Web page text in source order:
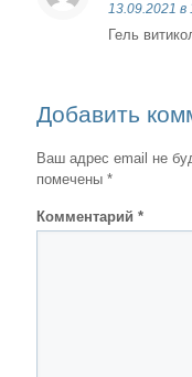
13.09.2021 в
Гель
Добавить
Ваш адрес email не
помечены *
Комментарий *